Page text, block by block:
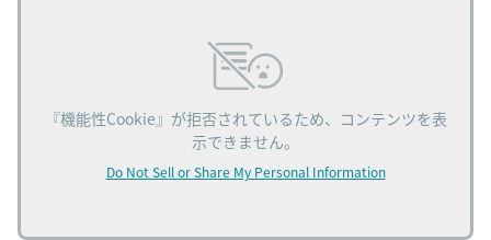
『機能性Cookie』が拒否されているため、コンテンツを表
示できません。
Do Not Sell or Share My Personal Information